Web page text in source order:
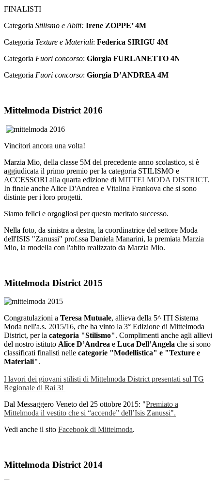
FINALISTI
Categoria Stilismo e Abiti: Irene ZOPPE’ 4M
Categoria Texture e Materiali: Federica SIRIGU 4M
Categoria Fuori concorso: Giorgia FURLANETTO 4N
Categoria Fuori concorso: Giorgia D’ANDREA 4M
Mittelmoda District 2016
Vincitori ancora una volta!
Marzia Mio, della classe 5M del precedente anno scolastico, si è
aggiudicata il primo premio per la categoria STILISMO e
ACCESSORI alla quarta edizione di MITTELMODA DISTRICT.
In finale anche Alice D'Andrea e Vitalina Frankova che si sono
distinte per i loro progetti.
Siamo felici e orgogliosi per questo meritato successo.
Nella foto, da sinistra a destra, la coordinatrice del settore Moda
dell'ISIS "Zanussi" prof.ssa Daniela Manarini, la premiata Marzia
Mio, la modella con l'abito realizzato da Marzia Mio.
Mittelmoda District 2015
Congratulazioni a Teresa Mutuale, allieva della 5^ ITI Sistema
Moda nell'a.s. 2015/16, che ha vinto la 3° Edizione di Mittelmoda
District, per la categoria "Stilismo". Complimenti anche agli allievi
del nostro istituto Alice D’Andrea e Luca Dell’Angela che si sono
classificati finalisti nelle categorie "Modellistica" e "Texture e
Materiali".
I lavori dei giovani stilisti di Mittelmoda District presentati sul TG
Regionale di Rai 3!
Dal Messaggero Veneto del 25 ottobre 2015: "Premiato a
Mittelmoda il vestito che si “accende” dell’Isis Zanussi".
Vedi anche il sito Facebook di Mittelmoda.
Mittelmoda District 2014